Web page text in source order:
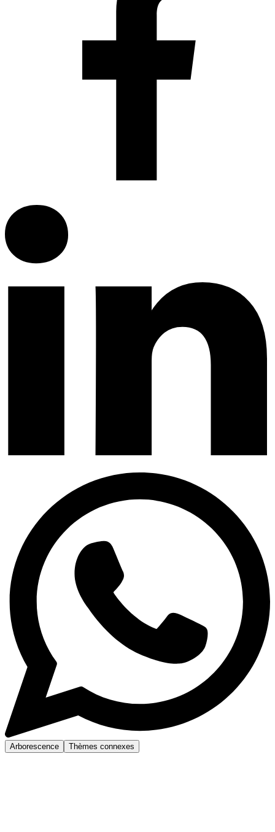
Arborescence Thèmes connexes